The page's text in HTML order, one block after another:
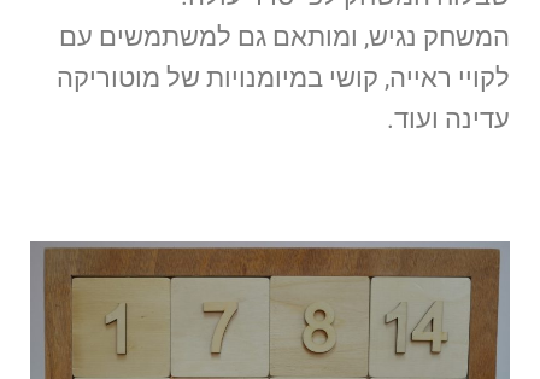
המשחק נגיש, ומותאם גם למשתמשים עם
לקויי ראייה, קושי במיומנויות של מוטוריקה
עדינה ועוד.